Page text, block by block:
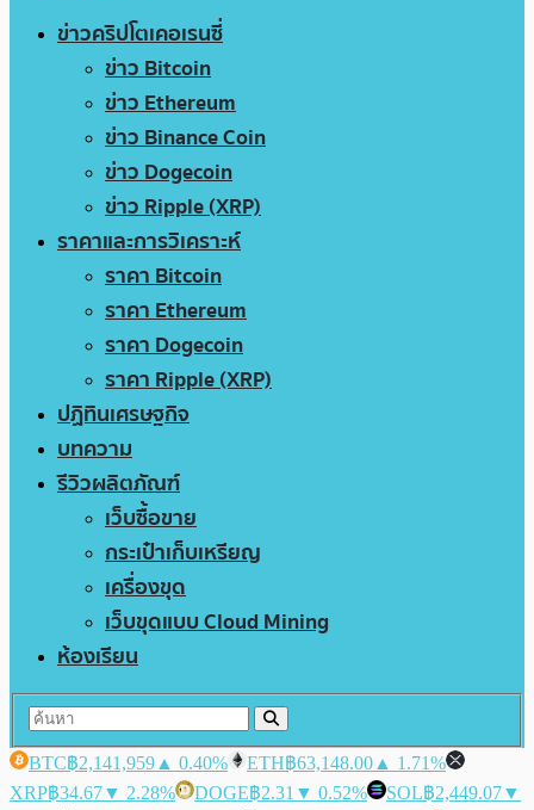
ข่าวคริปโตเคอเรนซี่
ข่าว Bitcoin
ข่าว Ethereum
ข่าว Binance Coin
ข่าว Dogecoin
ข่าว Ripple (XRP)
ราคาและการวิเคราะห์
ราคา Bitcoin
ราคา Ethereum
ราคา Dogecoin
ราคา Ripple (XRP)
ปฏิทินเศรษฐกิจ
บทความ
รีวิวผลิตภัณฑ์
เว็บซื้อขาย
กระเป๋าเก็บเหรียญ
เครื่องขุด
เว็บขุดแบบ Cloud Mining
ห้องเรียน
BTC฿2,141,959 ▲ 0.40% ETH฿63,148.00 ▲ 1.71%
XRP฿34.67▼ 2.28% DOGE฿2.31 ▼ 0.52% SOL฿2,449.07▼